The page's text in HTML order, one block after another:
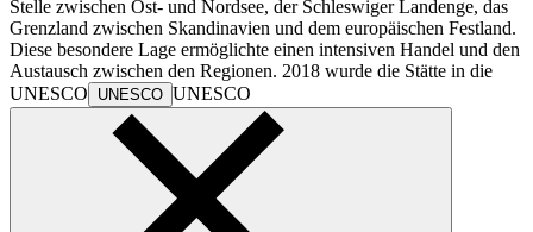
Stelle zwischen Ost- und Nordsee, der Schleswiger Landenge, das
Grenzland zwischen Skandinavien und dem europäischen Festland.
Diese besondere Lage ermöglichte einen intensiven Handel und den
Austausch zwischen den Regionen. 2018 wurde die Stätte in die
UNESCO
UNESCO UNESCO